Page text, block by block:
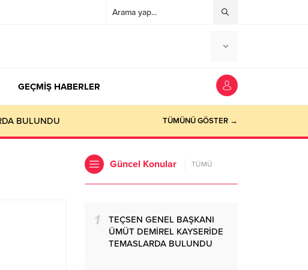
GEÇMİŞ HABERLER
TÜMÜNÜ GÖSTER →
Güncel Konular TÜMÜ
1
TEÇSEN GENEL BAŞKANI
ÜMÜT DEMİREL KAYSERİDE
TEMASLARDA BULUNDU